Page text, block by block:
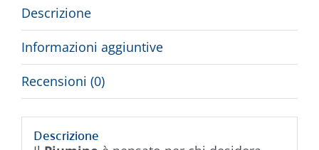
Descrizione
Informazioni aggiuntive
Recensioni (0)
Descrizione